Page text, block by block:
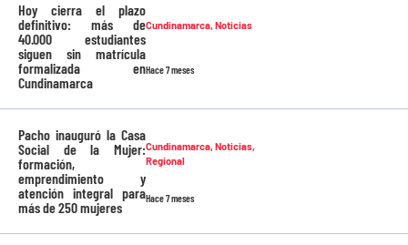
Cundinamarca,Noticias
Hace 7 meses
Hoy cierra el plazo
definitivo: más de
40.000 estudiantes
siguen sin matrícula
formalizada en
Cundinamarca
Cundinamarca,Noticias,
Regional
Hace 7 meses
Pacho inauguró la Casa
Social de la Mujer:
formación,
emprendimiento y
atención integral para
más de 250 mujeres